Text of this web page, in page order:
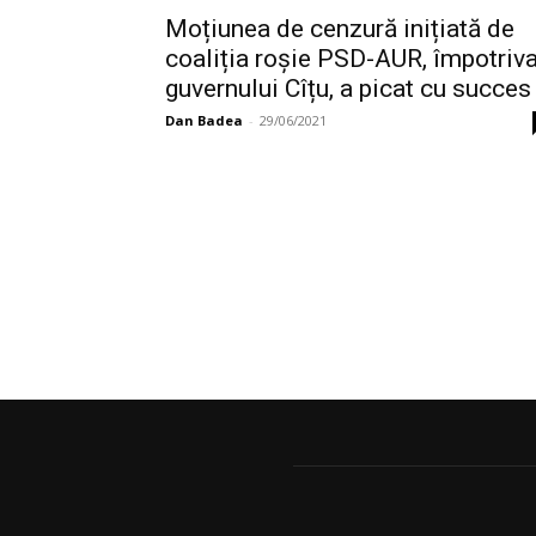
Moțiunea de cenzură inițiată de
coaliția roșie PSD-AUR,
guvernului Cîțu, a picat cu succes
Dan Badea - 29/06/2021